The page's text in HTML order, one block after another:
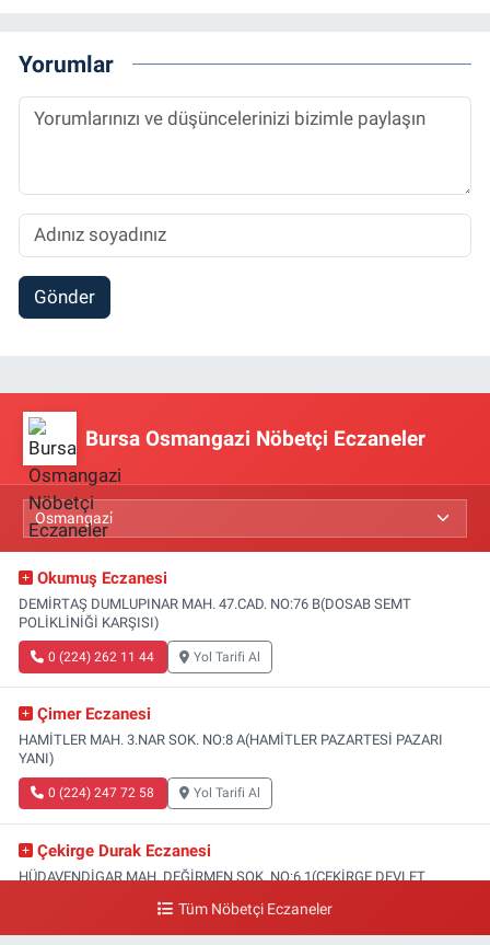
Yorumlar
Gönder
Bursa Osmangazi Nöbetçi Eczaneler
Okumuş Eczanesi
DEMİRTAŞ DUMLUPINAR MAH. 47.CAD. NO:76 B(DOSAB SEMT
POLİKLİNİĞİ KARŞISI)
0 (224) 262 11 44 Yol Tarifi Al
Çimer Eczanesi
HAMİTLER MAH. 3.NAR SOK. NO:8 A(HAMİTLER PAZARTESİ PAZARI
YANI)
0 (224) 247 72 58 Yol Tarifi Al
Çekirge Durak Eczanesi
HÜDAVENDİGAR MAH. DEĞİRMEN SOK. NO:6 1(ÇEKİRGE DEVLET
Tüm Nöbetçi Eczaneler